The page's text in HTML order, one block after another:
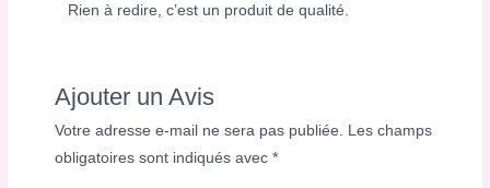
Rien à redire, c’est un produit de qualité.
Ajouter un Avis
Votre adresse e-mail ne sera pas publiée.
Les champs
obligatoires sont indiqués avec*